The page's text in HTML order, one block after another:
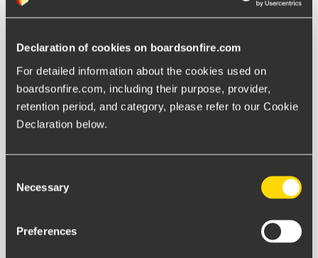
Declaration of cookies on boardsonfire.com
For detailed information about the cookies used on
boardsonfire.com, including their purpose, provider,
retention period, and category, please refer to our Cookie
Declaration below.
Selection
Necessary
Preferences
Knappen"öppna sidan" dyker upp när
navigationsknappen är aktiverad.